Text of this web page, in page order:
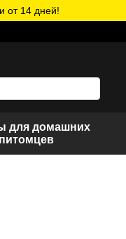
от 14 дней!
для домашних
питомцев